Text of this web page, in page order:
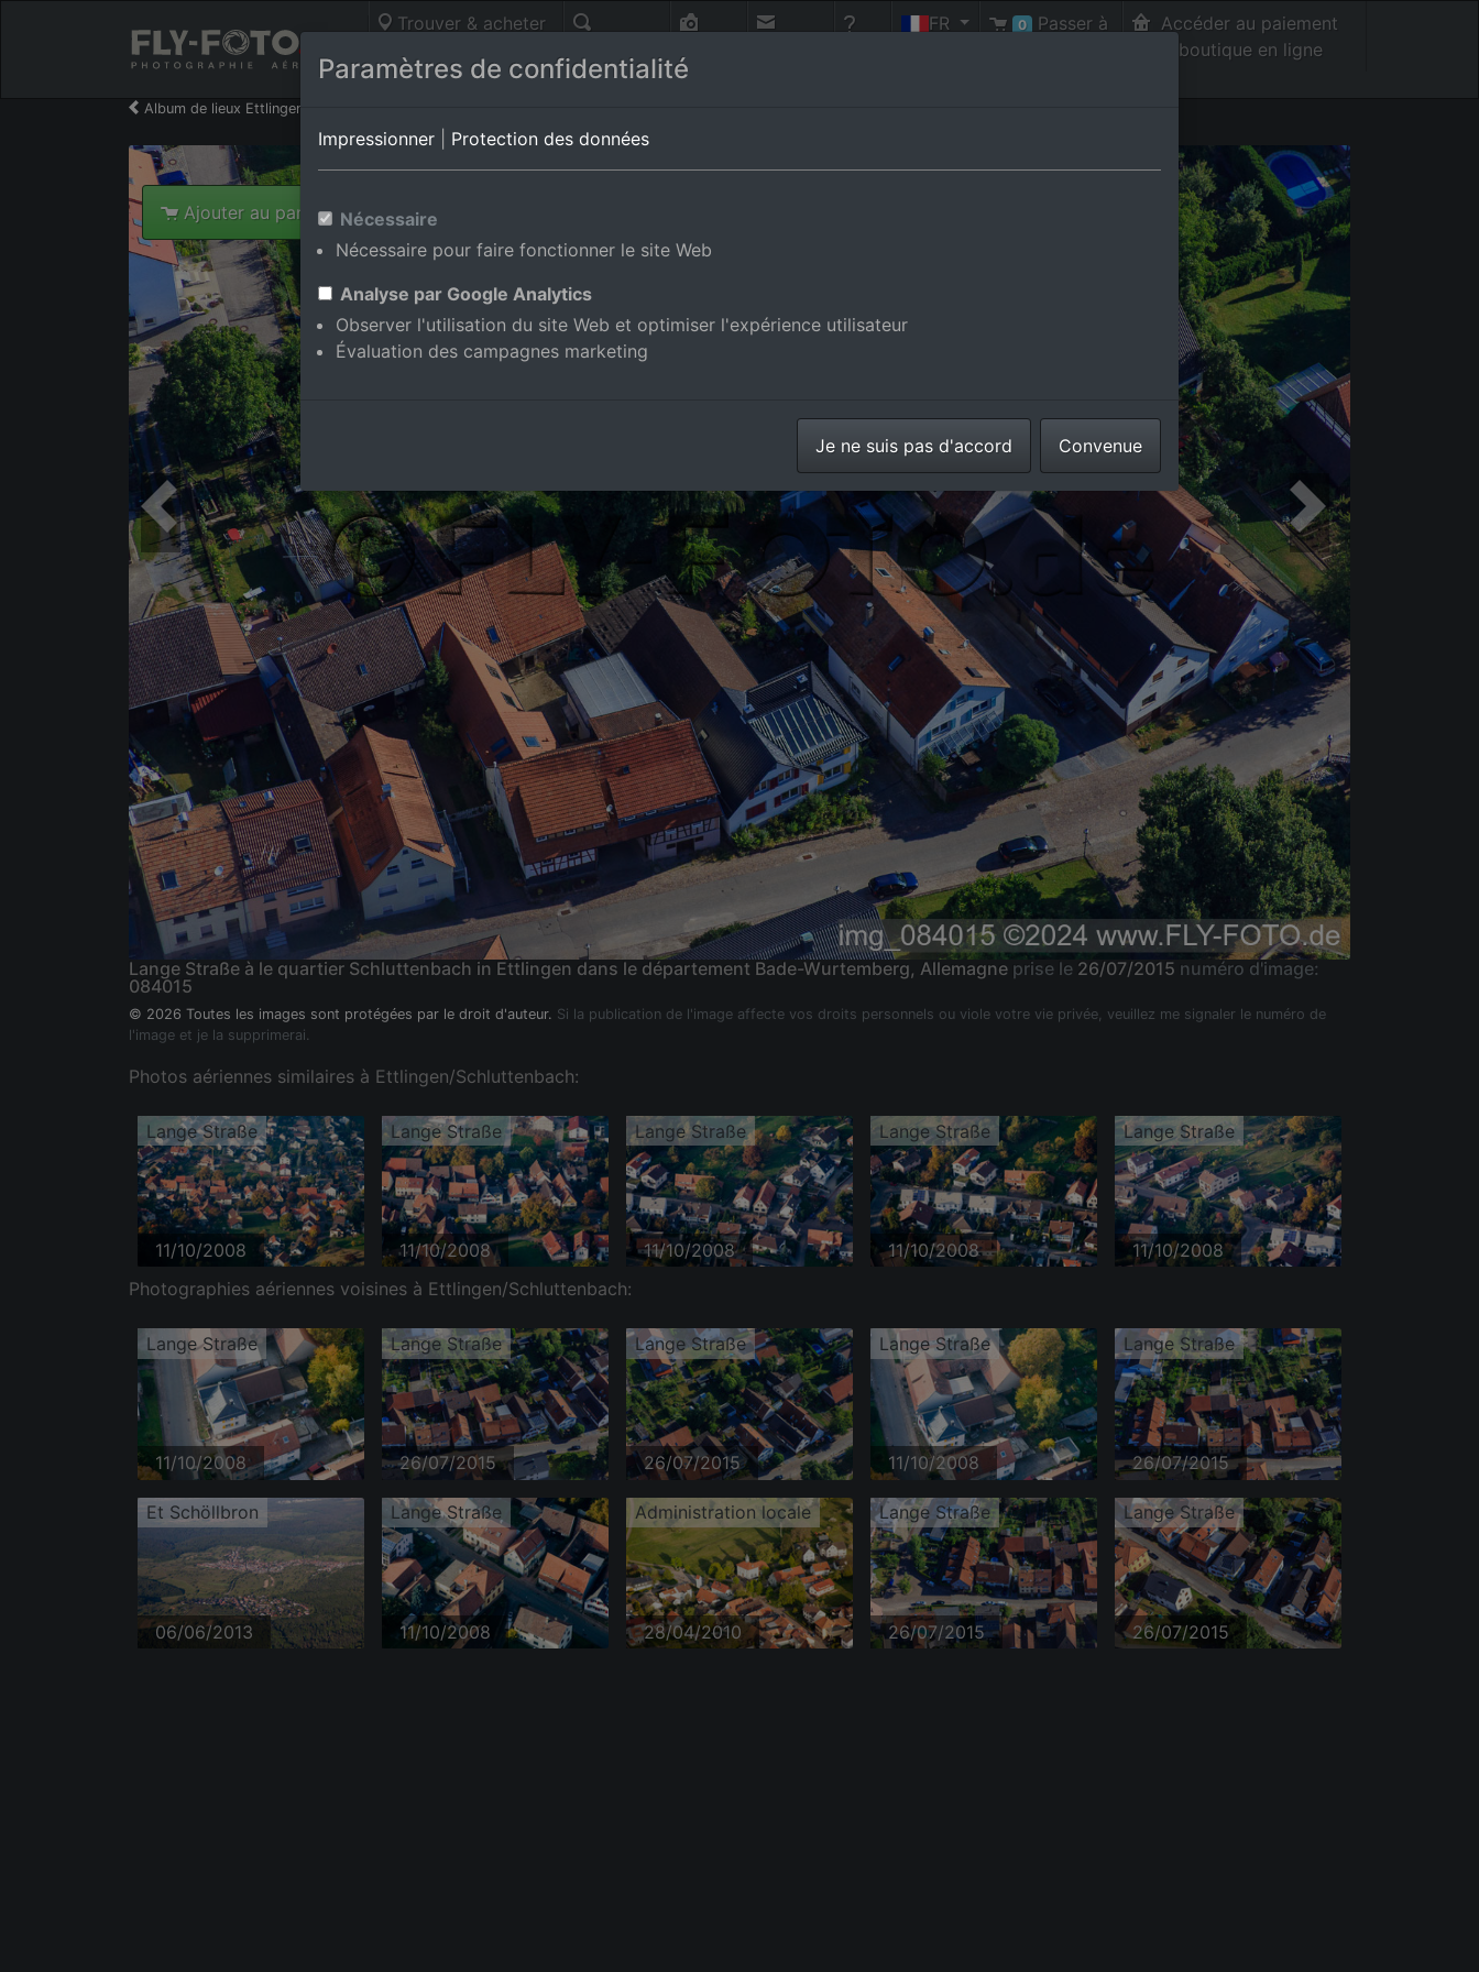
Trouver & acheter
vol
FR 0
Passer à
Accéder au paiement
de la boutique en ligne
Album de lieux Ettlingen/Schluttenbach
Ajouter au panier int.
Lange Straße à le quartier Schluttenbach in Ettlingen dans le département Bade-Wurtemberg, Allemagne prise le 26/07/2015 numéro d'image:
084015
© 2026 Toutes les images sont protégées par le droit d'auteur. Si la publication de l'image affecte vos droits personnels ou viole votre vie privée, veuillez me signaler le numéro de
l'image et je la supprimerai.
Photos aériennes similaires à Ettlingen/Schluttenbach:
Lange Straße
11/10/2008
Lange Straße
11/10/2008
Lange Straße
11/10/2008
Lange Straße
11/10/2008
Lange Straße
11/10/2008
Photographies aériennes voisines à Ettlingen/Schluttenbach:
Lange Straße
11/10/2008
Lange Straße
26/07/2015
Lange Straße
26/07/2015
Lange Straße
11/10/2008
Lange Straße
26/07/2015
Et Schöllbron
06/06/2013
Lange Straße
11/10/2008
Administration locale
28/04/2010
Lange Straße
26/07/2015
Lange Straße
26/07/2015
Paramètres de confidentialité
Impressionner Protection des données
Nécessaire
Nécessaire pour faire fonctionner le site Web
Analyse par Google Analytics
Observer l'utilisation du site Web et optimiser l'expérience utilisateur
Évaluation des campagnes marketing
Je ne suis pas d'accord Convenue